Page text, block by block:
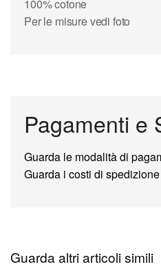
100% cotone
Per le misure vedi foto
Pagamenti e
Guarda le modalità di
Guarda i costi di spedizione
Guarda altri articoli simili